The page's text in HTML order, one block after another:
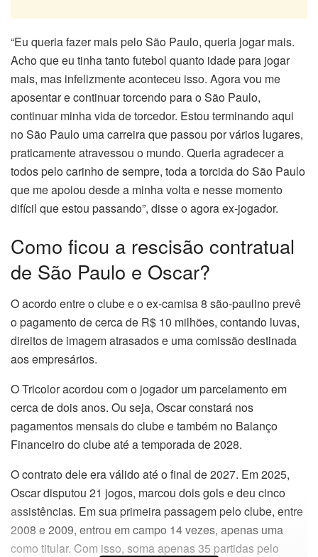
“Eu queria fazer mais pelo São Paulo, queria jogar mais.
Acho que eu tinha tanto futebol quanto idade para jogar
mais, mas infelizmente aconteceu isso. Agora vou me
aposentar e continuar torcendo para o São Paulo,
continuar minha vida de torcedor. Estou terminando aqui
no São Paulo uma carreira que passou por vários lugares,
praticamente atravessou o mundo. Queria agradecer a
todos pelo carinho de sempre, toda a torcida do São Paulo
que me apoiou desde a minha volta e nesse momento
difícil que estou passando”, disse o agora ex-jogador.
Como ficou a rescisão contratual
de São Paulo e Oscar?
O acordo entre o clube e o ex-camisa 8 são-paulino prevê
o pagamento de cerca de R$ 10 milhões, contando luvas,
direitos de imagem atrasados e uma comissão destinada
aos empresários.
O Tricolor acordou com o jogador um parcelamento em
cerca de dois anos. Ou seja, Oscar constará nos
pagamentos mensais do clube e também no Balanço
Financeiro do clube até a temporada de 2028.
O contrato dele era válido até o final de 2027. Em 2025,
Oscar disputou 21 jogos, marcou dois gols e deu cinco
assistências. Em sua primeira passagem pelo clube, entre
2008 e 2009, entrou em campo 14 vezes, apenas uma
como titular. Com isso, soma apenas 35 partidas pelo